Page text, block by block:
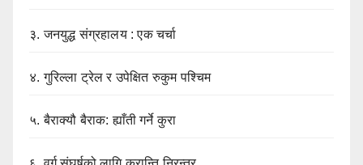
३.जनयुद्ध संग्रहालय : एक चर्चा
४.गुरिल्ला ट्रेल र उपेक्षित रुकुम पश्चिम
५.बैराक्यौ बैराक: ह्याँती गर्ने कुरा